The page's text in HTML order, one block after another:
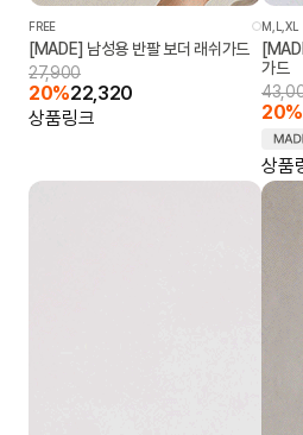
FREE
[MADE] 남성용 반팔 보더 래쉬가드
27,900
20%22,320
상품링크
M,L,XL
가드
20%
상품